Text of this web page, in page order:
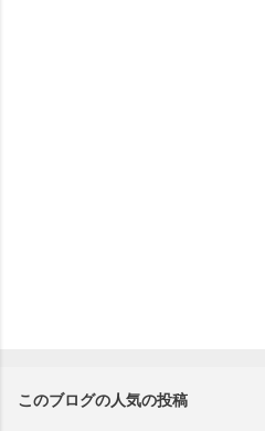
このブログの人気の投稿